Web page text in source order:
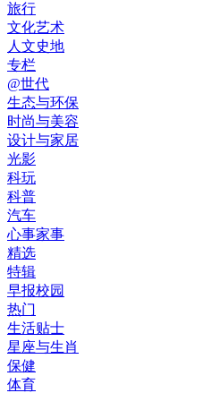
旅行
文化艺术
人文史地
专栏
@世代
生态与环保
时尚与美容
设计与家居
光影
科玩
科普
汽车
心事家事
精选
特辑
早报校园
热门
生活贴士
星座与生肖
保健
体育